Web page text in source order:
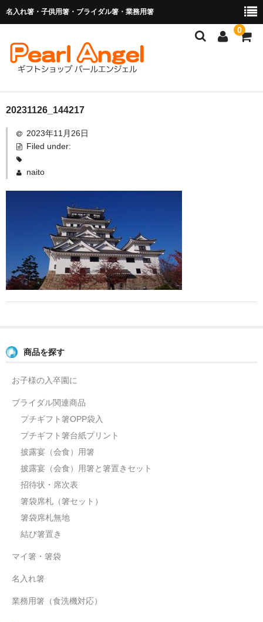
名入れ箸・子供用箸・ブライダル箸・業務用箸
0
商品を探す
お子様の入卒園に
業務用箸（食洗機対応）
マイ箸・箸袋
ご利用ガイド
よくあるご質問
20231126_144217
2023年11月26日
Filed under:
naito
商品を探す
お子様の入卒園に
ブライダル関連商品
プチギフト箸OPP袋入
プチギフト箸台紙プリント
披露宴（会食）用箸
披露宴（会食）用箸と箸置きセット
招待状・席次表
箸袋席札（箸セット）
箸袋席札無地
結び箸置き
マイ箸・箸袋
名入れ箸
業務用箸（食洗機対応）